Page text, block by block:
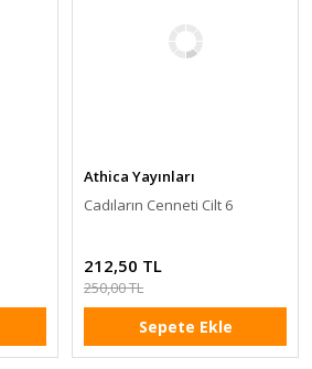
Athica Yayınları
Cadıların Cenneti Cilt 6
212,50 TL
250,00 TL
Sepete Ekle